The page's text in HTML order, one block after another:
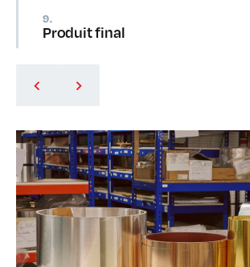
9.
Produit final